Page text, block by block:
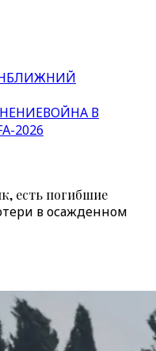
БЛИЖНИЙ
ВОЙНА В
2026
есть погибшие
в осажденном